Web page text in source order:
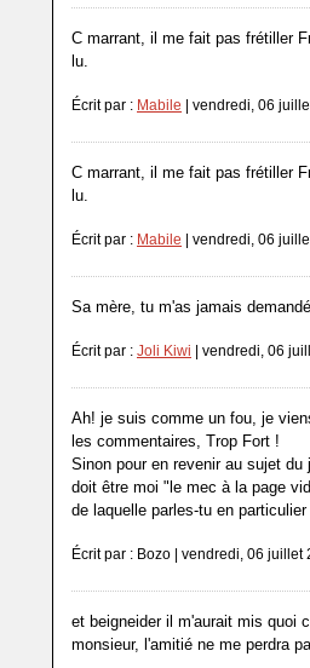
C marrant, il me fait pas frétiller
lu.
Écrit par : Mabile | vendredi, 06
C marrant, il me fait pas frétiller
lu.
Écrit par : Mabile | vendredi, 06
Sa mère, tu m'as jamais
Écrit par : Joli Kiwi | vendredi, 06
Ah! je suis comme un fou, je
les commentaires, Trop Fort !
Sinon pour en revenir au sujet
doit être moi "le mec à la page
de laquelle parles-tu en particulier
Écrit par : Bozo | vendredi, 06 juillet
et beigneider il m'aurait mis quoi
monsieur, l'amitié ne me perdra